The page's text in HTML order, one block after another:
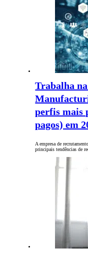
Trabalha
perfis mais
pagos) em
A empresa de
principais tendências de